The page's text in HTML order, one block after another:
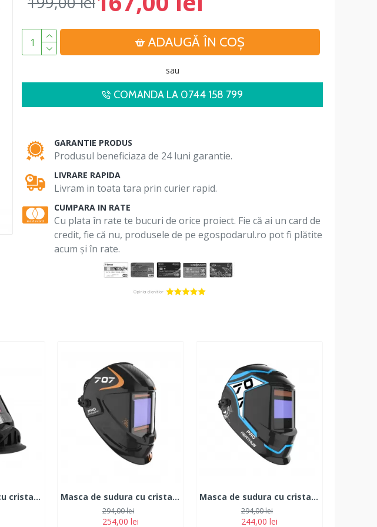
ADAUGĂ ÎN COŞ
sau
COMANDA LA 0744 158 799
GARANTIE PRODUS
Produsul beneficiaza de 24 luni garantie.
LIVRARE RAPIDA
Livram in toata tara prin curier rapid.
CUMPARA IN RATE
Cu plata în rate te bucuri de orice proiect. Fie că ai un card de
credit, fie că nu, produsele de pe egospodarul.ro pot fi plătite
acum și în rate.
Masca de sudura cu cristale lichide 9-13 Jasic- WARS Masca de sudura cu cristale lichide 4 Senzori DYNASTY
254,00 lei
294,00 lei
Masca de sudura cu cristale lichide 4 Senzori NERTHUS
244,00 lei
294,00 lei